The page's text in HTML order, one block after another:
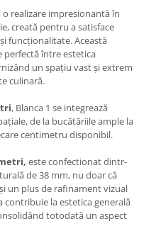
, o realizare impresionantă în
creată pentru a satisface
funcționalitate. Această
între estetica
un spațiu vast și extrem
culinară.
, Blanca 1 se integrează
de la bucătăriile ample la
centimetru disponibil.
este confectionat dintr-
de 38 mm, nu doar că
un plus de rafinament vizual
contribuie la estetica generală
totodată un aspect